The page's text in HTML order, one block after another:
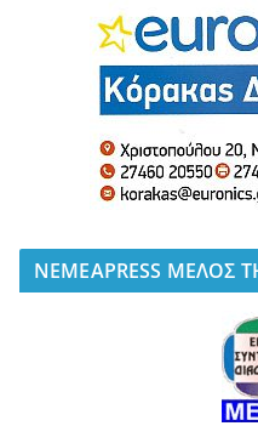
NEMEAPRESS ΜΕΛΟΣ